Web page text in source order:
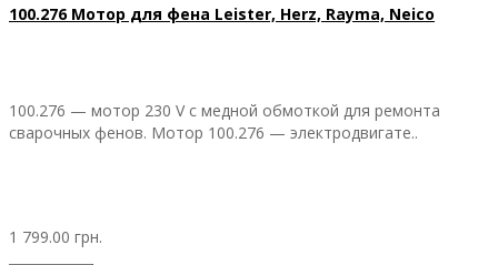
100.276 Мотор для фена Leister, Herz, Rayma, Neico
100.276 — мотор 230 V с медной обмоткой для ремонта
сварочных фенов. Мотор 100.276 — электродвигате..
1 799.00 грн.